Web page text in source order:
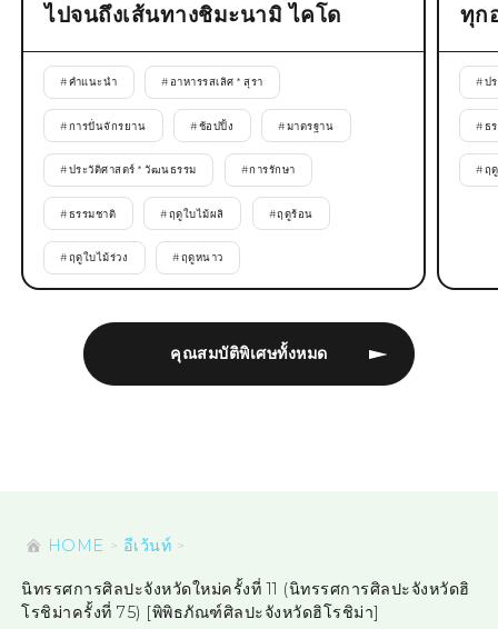
คุณสมบัติพิเศษทั้งหมด
ไปจนถึงเส้นทางชิมะนามิ ไคโด
#คำแนะนำ # อาหารรสเลิศ * สุรา
#การปั่นจักรยาน #ช้อปปิ้ง #มาตรฐาน
#ประวัติศาสตร์ * วัฒนธรรม #การรักษา
#ธรรมชาติ #ฤดูใบไม้ผลิ #ฤดูร้อน
#ฤดูใบไม้ร่วง #ฤดูหนาว
ทุก
#ป
#ธ
#ฤ
HOME อีเว้นท์
นิทรรศการศิลปะจังหวัดใหม่ครั้งที่ 11 (นิทรรศการศิลปะจังหวัดฮิ
โรชิม่าครั้งที่ 75) [พิพิธภัณฑ์ศิลปะจังหวัดฮิโรชิม่า]